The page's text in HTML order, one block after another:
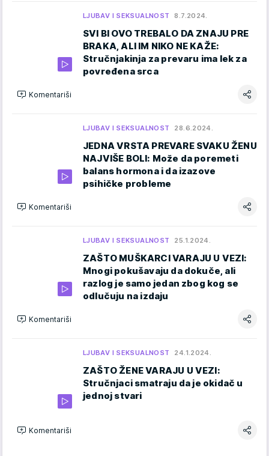
LJUBAV I SEKSUALNOST 8.7.2024.
SVI BI OVO TREBALO DA ZNAJU PRE
BRAKA, ALI IM NIKO NE KAŽE:
Stručnjakinja za prevaru ima lek za
povređena srca
Komentariši
LJUBAV I SEKSUALNOST 28.6.2024.
JEDNA VRSTA PREVARE SVAKU ŽENU
NAJVIŠE BOLI: Može da poremeti
balans hormona i da izazove
psihičke probleme
Komentariši
LJUBAV I SEKSUALNOST 25.1.2024.
ZAŠTO MUŠKARCI VARAJU U VEZI:
Mnogi pokušavaju da dokuče, ali
razlog je samo jedan zbog kog se
odlučuju na izdaju
Komentariši
LJUBAV I SEKSUALNOST 24.1.2024.
ZAŠTO ŽENE VARAJU U VEZI:
Stručnjaci smatraju da je okidač u
jednoj stvari
Komentariši